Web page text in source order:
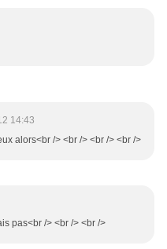
14:43
alors<br /> <br /> <br /> <br />
pas<br /> <br /> <br />